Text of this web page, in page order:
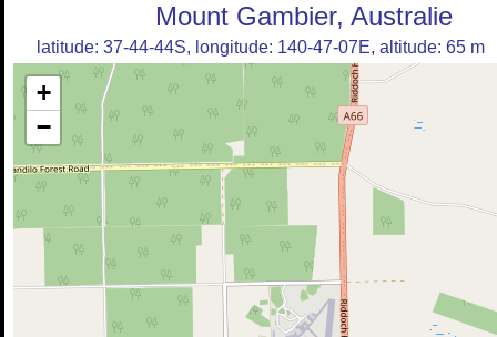
Mount Gambier, Australie
latitude: 37-44-44S, longitude: 140-47-07E, altitude: 65 m
+
−